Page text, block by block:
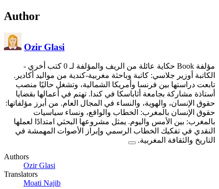
Author
Ozir Glasi
مؤلفة Book حكاية عائلة من الريف والمؤلفة لـ 0 كتب أخري
-
الكاتبة أوزير جلاسي: كاتبة وباحثة مغربية-كندية من مواليد أكادير.
تابعت دراستها بين فرنسا وأمريكا الشمالية، وتشغل حاليًا منصب
أستاذة مشاركة بجامعة أثاباسكا في كندا. تهتم في أعمالها بقضايا
حقوق الإنسان، والهوية، والنساء في المجال العام. من أبرز مؤلفاتها:
حقوق الإنسان بالمغرب: الخطاب والواقع، ونساء سياسيات
بالمغرب: بين الأمس واليوم. يمثل مشروعها البحثي امتدادًا لعملها
النقدي في تفكيك الخطاب الرسمي وإبراز الأصوات المهمشة في
التاريخ والثقافة المغربية.
Authors
Ozir Glasi
Translators
Moati Najib